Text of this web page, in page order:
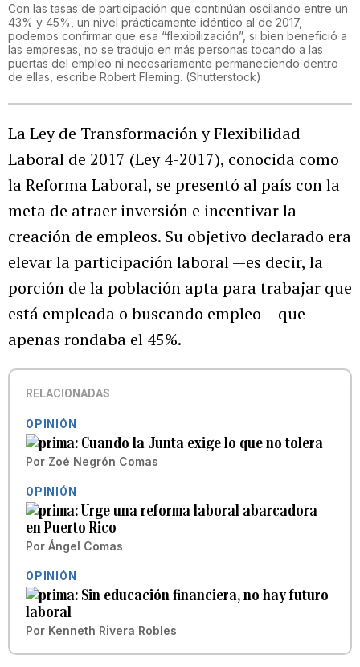
Con las tasas de participación que continúan oscilando entre un
43% y 45%, un nivel prácticamente idéntico al de 2017,
podemos confirmar que esa “flexibilización”, si bien benefició a
las empresas, no se tradujo en más personas tocando a las
puertas del empleo ni necesariamente permaneciendo dentro
de ellas, escribe Robert Fleming. (Shutterstock)
La Ley de Transformación y Flexibilidad
Laboral de 2017 (Ley 4-2017), conocida como
la Reforma Laboral, se presentó al país con la
meta de atraer inversión e incentivar la
creación de empleos. Su objetivo declarado era
elevar la participación laboral —es decir, la
porción de la población apta para trabajar que
está empleada o buscando empleo— que
apenas rondaba el 45%.
RELACIONADAS
OPINIÓN
Cuando la Junta exige lo que no tolera
Por Zoé Negrón Comas
OPINIÓN
Urge una reforma laboral abarcadora
en Puerto Rico
Por Ángel Comas
OPINIÓN
Sin educación financiera, no hay futuro
laboral
Por Kenneth Rivera Robles